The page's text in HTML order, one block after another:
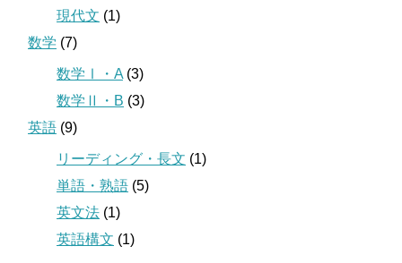
現代文 (1)
数学 (7)
数学Ⅰ・A (3)
数学Ⅱ・B (3)
英語 (9)
リーディング・長文 (1)
単語・熟語 (5)
英文法 (1)
英語構文 (1)